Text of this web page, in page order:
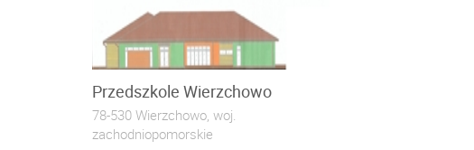
Przedszkole Wierzchowo
78-530 Wierzchowo, woj.
zachodniopomorskie